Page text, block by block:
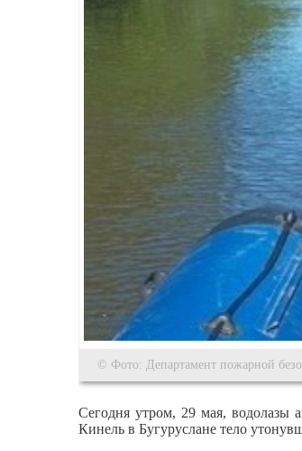
© Фото: Департамент пожарной
Сегодня утром, 29 мая, водолазы
Кинель в Бугуруслане тело